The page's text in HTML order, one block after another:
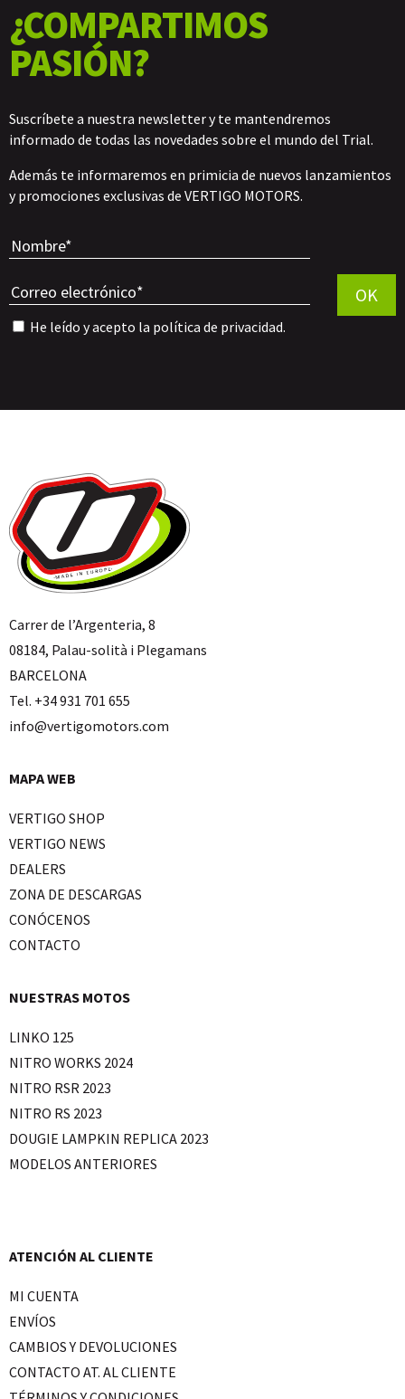
¿COMPARTIMOS
PASIÓN?
Suscríbete a nuestra newsletter y te mantendremos
informado de todas las novedades sobre el mundo del Trial.
Además te informaremos en primicia de nuevos lanzamientos
y promociones exclusivas de VERTIGO MOTORS.
He leído y acepto la política de privacidad.
OK
Carrer de l’Argenteria, 8
08184, Palau-solità i Plegamans
BARCELONA
Tel. +34 931 701 655
info@vertigomotors.com
MAPA WEB
VERTIGO SHOP
VERTIGO NEWS
DEALERS
ZONA DE DESCARGAS
CONÓCENOS
CONTACTO
NUESTRAS MOTOS
LINKO 125
NITRO WORKS 2024
NITRO RSR 2023
NITRO RS 2023
DOUGIE LAMPKIN REPLICA 2023
MODELOS ANTERIORES
ATENCIÓN AL CLIENTE
MI CUENTA
ENVÍOS
CAMBIOS Y DEVOLUCIONES
CONTACTO AT. AL CLIENTE